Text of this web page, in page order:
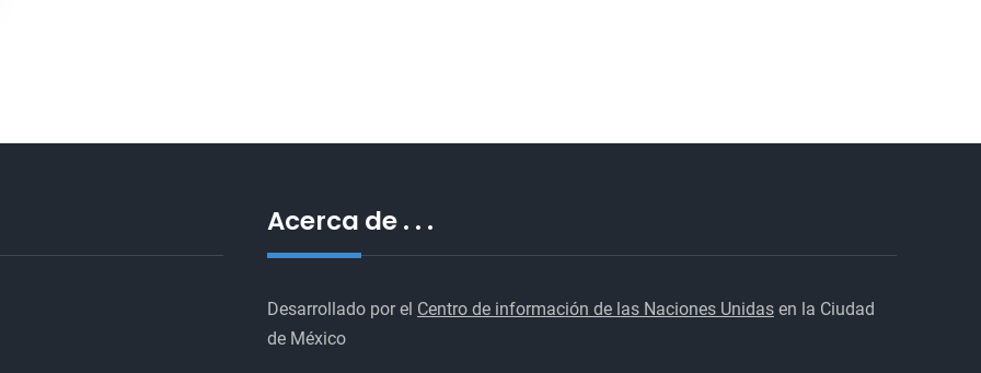
Acerca de . . .
Desarrollado por el Centro de información de las Naciones Unidas en la Ciudad
de México